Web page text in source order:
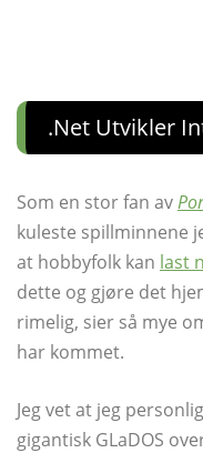
.net Utvikler
Som en stor fan av
kuleste spillminnene
at hobbyfolk kan last
dette og gjøre det
rimelig, sier så mye
har kommet.
Jeg vet at jeg
gigantisk GLaDOS